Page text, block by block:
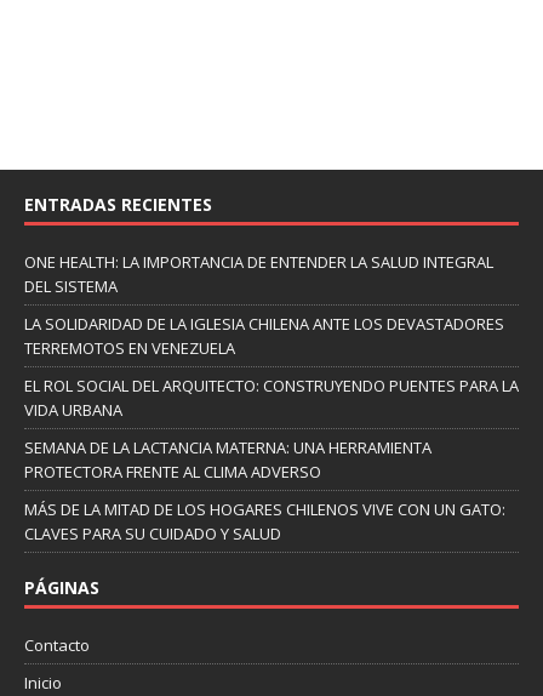
ENTRADAS RECIENTES
ONE HEALTH: LA IMPORTANCIA DE ENTENDER LA SALUD INTEGRAL
DEL SISTEMA
LA SOLIDARIDAD DE LA IGLESIA CHILENA ANTE LOS DEVASTADORES
TERREMOTOS EN VENEZUELA
EL ROL SOCIAL DEL ARQUITECTO: CONSTRUYENDO PUENTES PARA LA
VIDA URBANA
SEMANA DE LA LACTANCIA MATERNA: UNA HERRAMIENTA
PROTECTORA FRENTE AL CLIMA ADVERSO
MÁS DE LA MITAD DE LOS HOGARES CHILENOS VIVE CON UN GATO:
CLAVES PARA SU CUIDADO Y SALUD
PÁGINAS
Contacto
Inicio